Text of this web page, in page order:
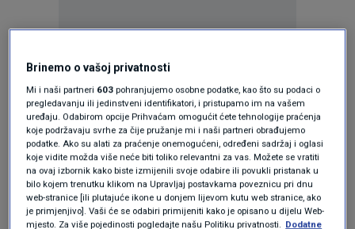
Oglas
Brinemo o vašoj privatnosti
Mi i naši partneri 603 pohranjujemo osobne podatke, kao što su podaci o
pregledavanju ili jedinstveni identifikatori, i pristupamo im na vašem
uređaju. Odabirom opcije Prihvaćam omogućit ćete tehnologije praćenja
koje podržavaju svrhe za čije pružanje mi i naši partneri obrađujemo
podatke. Ako su alati za praćenje onemogućeni, određeni sadržaj i oglasi
koje vidite možda više neće biti toliko relevantni za vas. Možete se vratiti
na ovaj izbornik kako biste izmijenili svoje odabire ili povukli pristanak u
bilo kojem trenutku klikom na Upravljaj postavkama poveznicu pri dnu
web-stranice [ili plutajuće ikone u donjem lijevom kutu web stranice, ako
je primjenjivo]. Vaši će se odabiri primijeniti kako je opisano u dijelu Web-
mjesto. Za više pojedinosti pogledajte našu Politiku privatnosti. Dodatne